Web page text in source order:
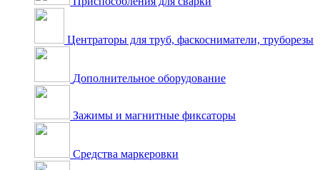
Центраторы для труб, фаскосниматели, труборезы
Дополнительное оборудование
Зажимы и магнитные фиксаторы
Средства маркеровки